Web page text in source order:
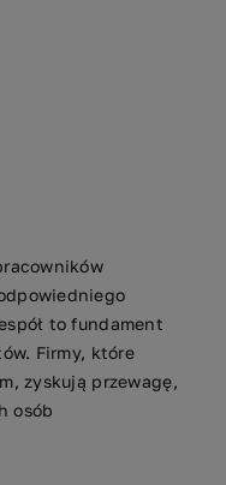
to fundament
Firmy, które
zyskują przewagę,
osób